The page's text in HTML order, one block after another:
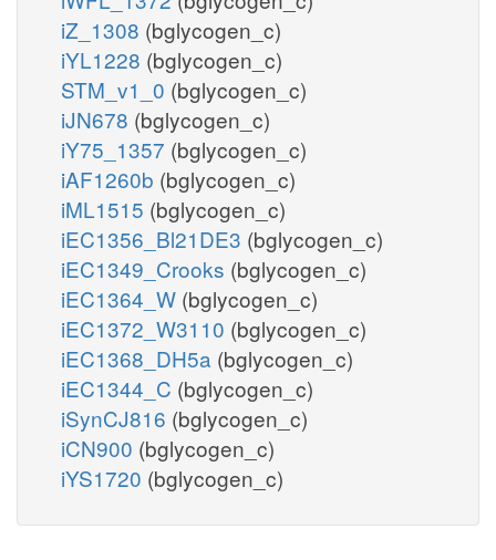
iZ_1308 (bglycogen_c)
iYL1228 (bglycogen_c)
STM_v1_0 (bglycogen_c)
iJN678 (bglycogen_c)
iY75_1357 (bglycogen_c)
iAF1260b (bglycogen_c)
iML1515 (bglycogen_c)
iEC1356_Bl21DE3 (bglycogen_c)
iEC1349_Crooks (bglycogen_c)
iEC1364_W (bglycogen_c)
iEC1372_W3110 (bglycogen_c)
iEC1368_DH5a (bglycogen_c)
iEC1344_C (bglycogen_c)
iSynCJ816 (bglycogen_c)
iCN900 (bglycogen_c)
iYS1720 (bglycogen_c)